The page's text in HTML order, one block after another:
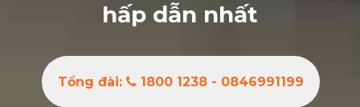
hấp dẫn nhất
Tổng đài: 1800 1238 - 0846991199